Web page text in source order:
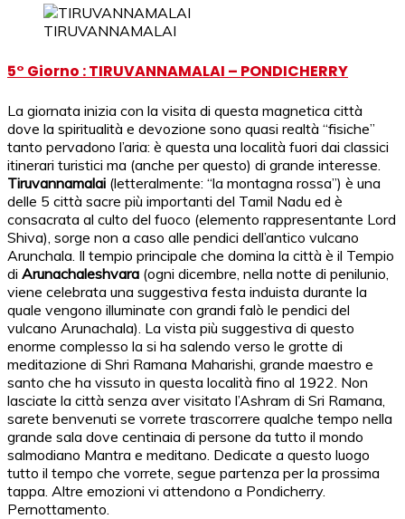
TIRUVANNAMALAI
5° Giorno : TIRUVANNAMALAI – PONDICHERRY
La giornata inizia con la visita di questa magnetica città
dove la spiritualità e devozione sono quasi realtà “fisiche”
tanto pervadono l’aria: è questa una località fuori dai classici
itinerari turistici ma (anche per questo) di grande interesse.
Tiruvannamalai (letteralmente: “la montagna rossa”) è una
delle 5 città sacre più importanti del Tamil Nadu ed è
consacrata al culto del fuoco (elemento rappresentante Lord
Shiva), sorge non a caso alle pendici dell’antico vulcano
Arunchala. Il tempio principale che domina la città è il Tempio
di Arunachaleshvara (ogni dicembre, nella notte di penilunio,
viene celebrata una suggestiva festa induista durante la
quale vengono illuminate con grandi falò le pendici del
vulcano Arunachala). La vista più suggestiva di questo
enorme complesso la si ha salendo verso le grotte di
meditazione di Shri Ramana Maharishi, grande maestro e
santo che ha vissuto in questa località fino al 1922. Non
lasciate la città senza aver visitato l’Ashram di Sri Ramana,
sarete benvenuti se vorrete trascorrere qualche tempo nella
grande sala dove centinaia di persone da tutto il mondo
salmodiano Mantra e meditano. Dedicate a questo luogo
tutto il tempo che vorrete, segue partenza per la prossima
tappa. Altre emozioni vi attendono a Pondicherry.
Pernottamento.